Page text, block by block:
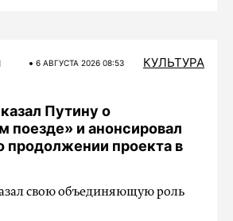
6 АВГУСТА 2026 08:53 КУЛЬТУРА
Путину о
поезде» и анонсировал
продолжении проекта в
свою объединяющую роль